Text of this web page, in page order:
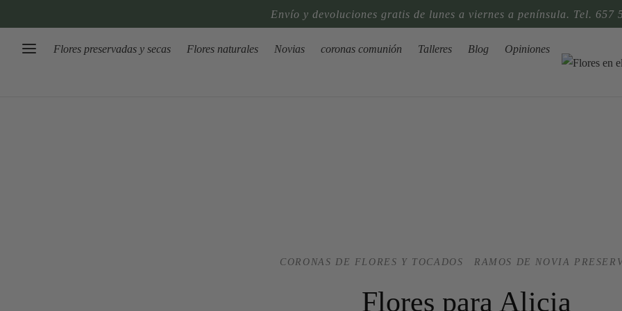
Envío y devoluciones gratis de lunes a viernes a península. Tel. 657
Flores preservadas y secas Flores naturales Novias coronas comunión Talleres Blog Opiniones
CORONAS DE FLORES Y TOCADOS RAMOS DE NOVIA
Flores para Alicia